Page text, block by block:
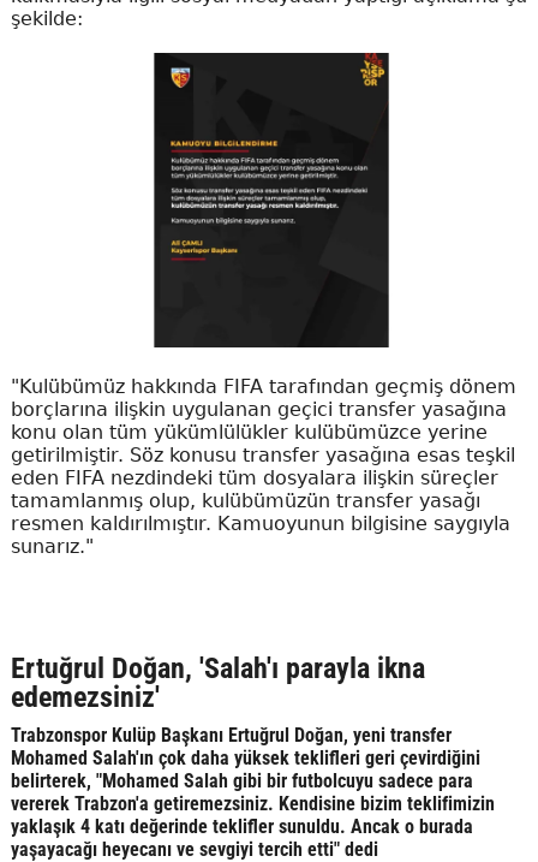
şekilde:
"Kulübümüz hakkında FIFA tarafından geçmiş dönem
borçlarına ilişkin uygulanan geçici transfer yasağına
konu olan tüm yükümlülükler kulübümüzce yerine
getirilmiştir. Söz konusu transfer yasağına esas teşkil
eden FIFA nezdindeki tüm dosyalara ilişkin süreçler
tamamlanmış olup, kulübümüzün transfer yasağı
resmen kaldırılmıştır. Kamuoyunun bilgisine saygıyla
sunarız."
Ertuğrul Doğan, 'Salah'ı parayla ikna
edemezsiniz'
Trabzonspor Kulüp Başkanı Ertuğrul Doğan, yeni transfer
Mohamed Salah'ın çok daha yüksek teklifleri geri çevirdiğini
belirterek, "Mohamed Salah gibi bir futbolcuyu sadece para
vererek Trabzon'a getiremezsiniz. Kendisine bizim teklifimizin
yaklaşık 4 katı değerinde teklifler sunuldu. Ancak o burada
yaşayacağı heyecanı ve sevgiyi tercih etti" dedi